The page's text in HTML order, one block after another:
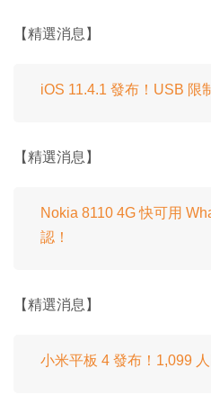
【精選消息】
iOS 11.4.1 發布！USB 限
【精選消息】
Nokia 8110 4G 快可用
認！
【精選消息】
小米平板 4 發布！1,099 人